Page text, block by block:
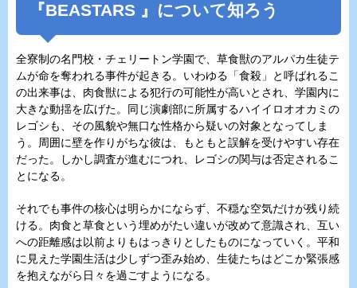
『BEASTARS 』について知ろう
全寮制の名門校・チェリートン学園で、草食獣のアルパカ生徒テ
ムが命を奪われる事件が起きる。いわゆる「食殺」と呼ばれるこ
の出来事は、肉食獣による犯行の可能性が高いとされ、学園内に
大きな動揺を広げた。同じ演劇部に所属するハイイロオオカミの
レゴシも、その風貌や無口な性格から疑いの対象となってしま
う。周囲に壁を作りがちな彼は、もともと誤解を受けやすい存在
だった。しかし調査が進むにつれ、レゴシの関与は否定されるこ
とになる。
それでも事件の核心は明らかにならず、不穏な空気だけが残り続
ける。肉食と草食という埋めがたい違いが改めて意識され、互い
への距離感は以前よりもはっきりとしたものになっていく。平和
に見えた学園生活は少しずつ歪み始め、生徒たちはどこか緊張感
を抱えながら日々を過ごすようになる。